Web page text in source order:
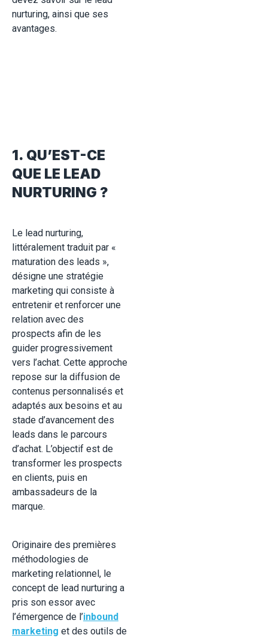
nurturing, ainsi que ses
avantages.
1. QU’EST-CE
QUE LE LEAD
NURTURING ?
Le lead nurturing,
littéralement traduit par «
maturation des leads »,
désigne une stratégie
marketing qui consiste à
entretenir et renforcer une
relation avec des
prospects afin de les
guider progressivement
vers l’achat. Cette approche
repose sur la diffusion de
contenus personnalisés et
adaptés aux besoins et au
stade d’avancement des
leads dans le parcours
d’achat. L’objectif est de
transformer les prospects
en clients, puis en
ambassadeurs de la
marque.
Originaire des premières
méthodologies de
marketing relationnel, le
concept de lead nurturing a
pris son essor avec
l’émergence de l’inbound
marketing et des outils de